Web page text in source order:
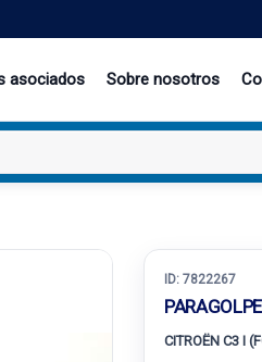
asociados Sobre nosotros
ID: 7822267
CITROËN C3 I